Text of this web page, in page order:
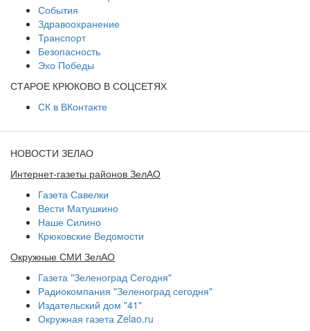
События
Здравоохранение
Транспорт
Безопасность
Эхо Победы
СТАРОЕ КРЮКОВО В СОЦСЕТЯХ
СК в ВКонтакте
НОВОСТИ ЗЕЛАО
Интернет-газеты районов ЗелАО
Газета Савелки
Вести Матушкино
Наше Силино
Крюковские Ведомости
Окружные СМИ ЗелАО
Газета "Зеленоград Сегодня"
Радиокомпания "Зеленоград сегодня"
Издательский дом "41"
Окружная газета Zelao.ru